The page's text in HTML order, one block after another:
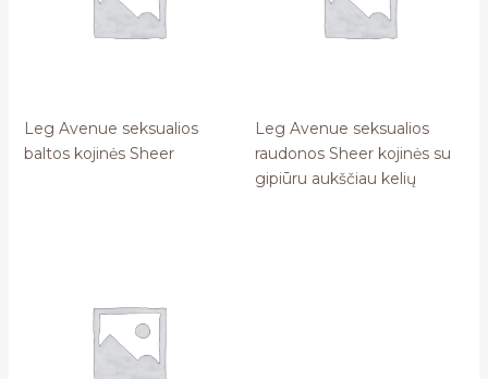
Leg Avenue seksualios
baltos kojinės Sheer
Leg Avenue seksualios
raudonos Sheer kojinės su
gipiūru aukščiau kelių